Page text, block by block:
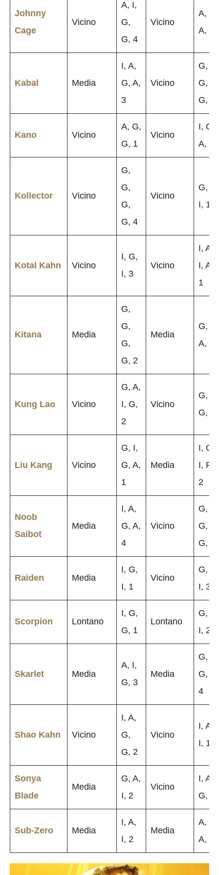
Johnny
Cage
Vicino
A, I,
G,
G, 4
Vicino
A, G,
A, 1
Kabal Media
I, A,
G, A,
3
Vicino
G,
G,
G, 4
Kano Vicino
A, G,
G, 1
Vicino
I, G,
A, 2
Kollector Vicino
G,
G,
G,
G, 4
Vicino
G, A,
I, 1
Kotal Kahn Vicino
I, G,
I, 3
Vicino
I, A,
I, A,
1
Kitana Media
G,
G,
G,
G, 2
Media
G, I,
A, 1
Kung Lao Vicino
G, A,
I, G,
2
Vicino
G, A,
G, 3
Liu Kang Vicino
G, I,
G, A,
1
Media
I, G,
I, F,
2
Noob
Saibot
Media
I, A,
G, A,
4
Vicino
G,
G,
G, 1
Raiden Media
I, G,
I, 1
Vicino
G, A,
I, 3
Scorpion Lontano
I, G,
G, 1
Lontano
G, A,
I, 2
Skarlet Media
A, I,
G, 3
Media
G,
G, A,
4
Shao Kahn Vicino
I, A,
G,
G, 2
Vicino
I, A,
I, 1
Sonya
Blade
Media
G, A,
I, 2
Vicino
I, A,
G, 3
Sub-Zero Media
I, A,
I, 2
Media
A, G,
A, 4